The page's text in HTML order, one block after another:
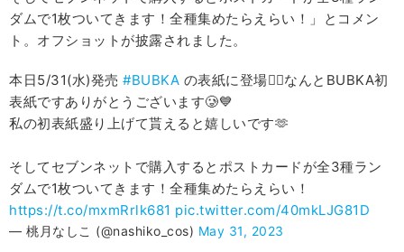
ダムで1枚ついてきます！全種集めたらえらい！」とコメン
ト。オフショットが披露されました。
本日5/31(水)発売 #BUBKA の表紙に登場🙋‍♀️なんとBUBKA初
表紙ですありがとうございます🥲💙
私の初表紙盛り上げて貰えると嬉しいです🫶
そしてセブンネットで購入するとポストカードが全3種ラン
ダムで1枚ついてきます！全種集めたらえらい！
https://t.co/mxmRrlk681 pic.twitter.com/40mkLJG81D
— 桃月なしこ (@nashiko_cos) May 31, 2023